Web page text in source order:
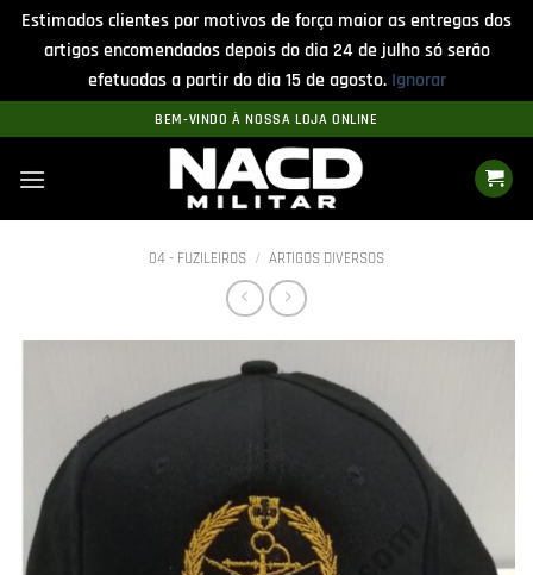
Estimados clientes por motivos de força maior as entregas dos
artigos encomendados depois do dia 24 de julho só serão
efetuadas a partir do dia 15 de agosto. Ignorar
to
content
BEM-VINDO À NOSSA LOJA ONLINE
04 - FUZILEIROS / ARTIGOS DIVERSOS